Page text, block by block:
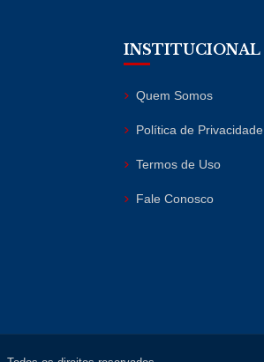
INSTITUCIONAL
Quem Somos
Política de Privacidade
Termos de Uso
Fale Conosco